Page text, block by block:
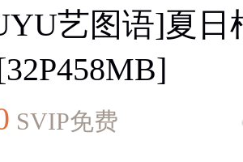
艺图语]夏日
SVIP免费